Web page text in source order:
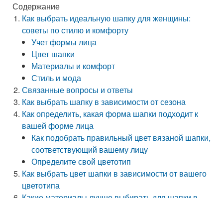
Содержание
Как выбрать идеальную шапку для женщины:
советы по стилю и комфорту
Учет формы лица
Цвет шапки
Материалы и комфорт
Стиль и мода
Связанные вопросы и ответы
Как выбрать шапку в зависимости от сезона
Как определить, какая форма шапки подходит к
вашей форме лица
Как подобрать правильный цвет вязаной шапки,
соответствующий вашему лицу
Определите свой цветотип
Как выбрать цвет шапки в зависимости от вашего
цветотипа